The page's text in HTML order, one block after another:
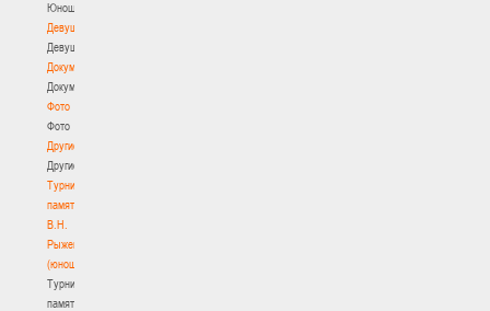
Юноши
Девушки
Девушки
Документы
Документы
Фото
Фото
Другие
Другие
Турнир
памяти
В.Н.
Рыженкова
(юноши)
Турнир
памяти